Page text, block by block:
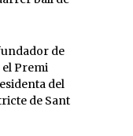
de
el Premi
del
de Sant